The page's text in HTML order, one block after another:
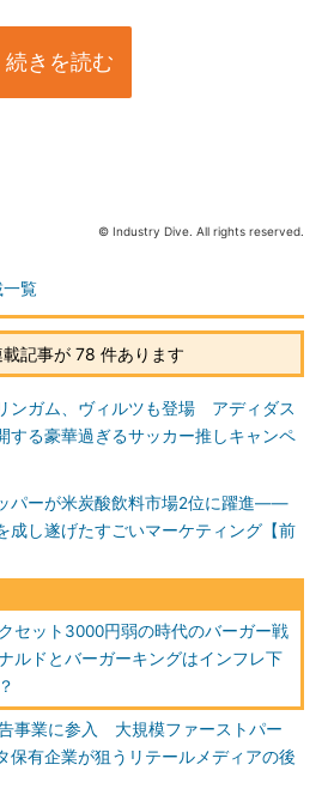
続きを読む
© Industry Dive. All rights reserved.
覧
載記事が 78 件あります
ンガム、ヴィルツも登場 アディダス
する豪華過ぎるサッカー推しキャンペ
パーが米炭酸飲料市場2位に躍進――
成し遂げたすごいマーケティング【前
セット3000円弱の時代のバーガー戦
ルドとバーガーキングはインフレ下
事業に参入 大規模ファーストパー
保有企業が狙うリテールメディアの後